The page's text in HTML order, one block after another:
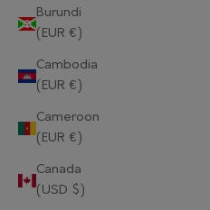
Burundi
(EUR €)
Cambodia
(EUR €)
Cameroon
(EUR €)
Canada
(USD $)